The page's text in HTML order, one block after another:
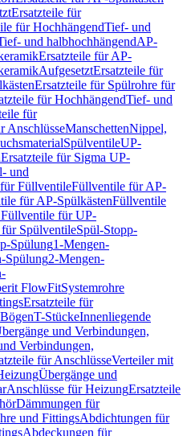
Ersatzteile für
für HochhängendTief- und
und halbhochhängendAP-
Ersatzteile für AP-
AufgesetztErsatzteile für
Ersatzteile für Spülrohre für
für HochhängendTief- und
für
AnschlüsseManschettenNippel,
SpülventileUP-
Ersatzteile für Sigma UP-
und
FüllventileFüllventile für AP-
für AP-SpülkästenFüllventile
für UP-
SpülventileSpül-Stopp-
Spülung1-Mengen-
Spülung2-Mengen-
FlowFitSystemrohre
Ersatzteile für
BögenT-StückeInnenliegende
und Verbindungen,
Verbindungen,
für AnschlüsseVerteiler mit
Übergänge und
Anschlüsse für HeizungErsatzteile
Dämmungen für
und FittingsAbdichtungen für
Abdeckungen für